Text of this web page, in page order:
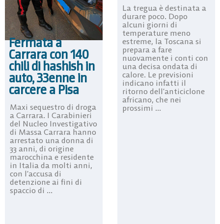
Fermata a
Carrara con 140
chili di hashish in
auto, 33enne in
carcere a Pisa
Maxi sequestro di droga
a Carrara. I Carabinieri
del Nucleo Investigativo
di Massa Carrara hanno
arrestato una donna di
33 anni, di origine
marocchina e residente
in Italia da molti anni,
con l’accusa di
detenzione ai fini di
spaccio di ...
La tregua è destinata a
durare poco. Dopo
alcuni giorni di
temperature meno
estreme, la Toscana si
prepara a fare
nuovamente i conti con
una decisa ondata di
calore. Le previsioni
indicano infatti il
ritorno dell’anticiclone
africano, che nei
prossimi ...